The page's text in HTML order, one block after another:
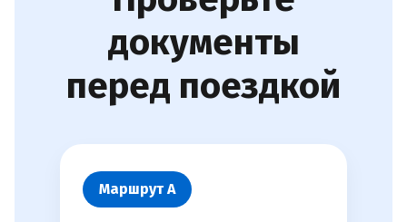
документы
перед поездкой
Маршрут А